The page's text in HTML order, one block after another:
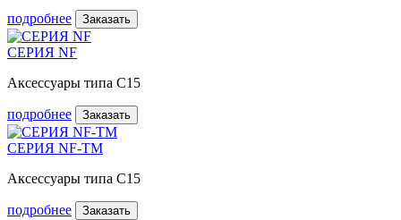
подробнее Заказать
СЕРИЯ NF
Аксессуары типа C15
подробнее Заказать
СЕРИЯ NF-TM
Аксессуары типа C15
подробнее Заказать